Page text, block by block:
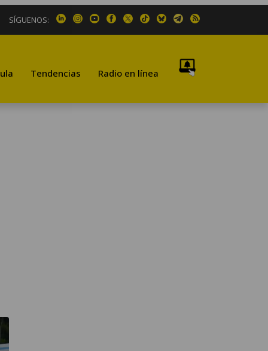
SÍGUENOS:
Tendencias Radio en línea